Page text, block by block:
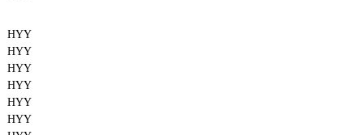
HYY
HYY
HYY
HYY
HYY
HYY